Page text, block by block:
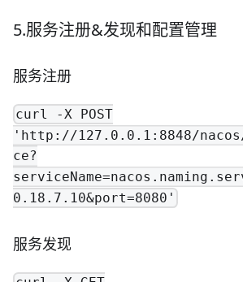
5.服务注册&发现和配置管理
服务注册
curl -X POST
'http://127.0.0.1:8848/
ce?
0.18.7.10&port=8080'
服务发现